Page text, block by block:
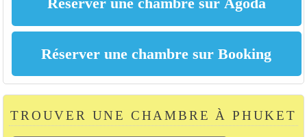
TROUVER UNE CHAMBRE À PHUKET